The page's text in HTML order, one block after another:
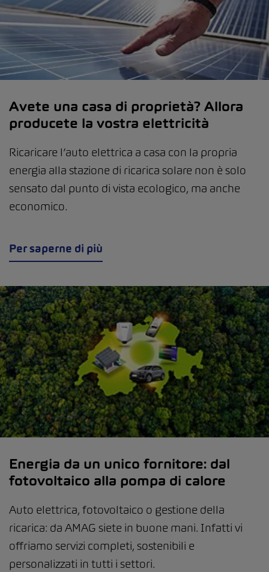
Avete una casa di proprietà? Allora
producete la vostra elettricità
Ricaricare l’auto elettrica a casa con la propria
energia alla stazione di ricarica solare non è solo
sensato dal punto di vista ecologico, ma anche
economico.
Per saperne di più
Energia da un unico fornitore: dal
fotovoltaico alla pompa di calore
Auto elettrica, fotovoltaico o gestione della
ricarica: da AMAG siete in buone mani. Infatti vi
offriamo servizi completi, sostenibili e
personalizzati in tutti i settori.